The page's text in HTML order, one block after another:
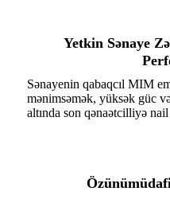
Yetkin Sənaye
Sənayenin qabaqcıl MIM
mənimsəmək, yüksək güc
altında son qənaətcilliyə